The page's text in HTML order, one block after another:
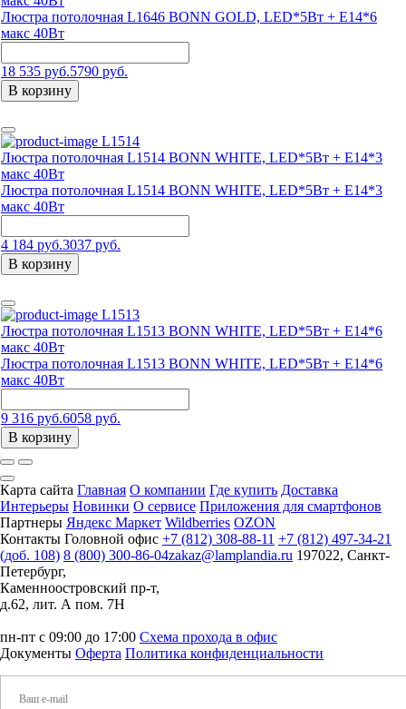
Люстра потолочная L1646 BONN GOLD, LED*5Вт + E14*6
макс 40Вт
18 535 руб.5790 руб.
В корзину
L1514
Люстра потолочная L1514 BONN WHITE, LED*5Вт + Е14*3
макс 40Вт
Люстра потолочная L1514 BONN WHITE, LED*5Вт + Е14*3
макс 40Вт
4 184 руб.3037 руб.
В корзину
L1513
Люстра потолочная L1513 BONN WHITE, LED*5Вт + E14*6
макс 40Вт
Люстра потолочная L1513 BONN WHITE, LED*5Вт + E14*6
макс 40Вт
9 316 руб.6058 руб.
В корзину
Карта сайта Главная О компании Где купить Доставка
Интерьеры Новинки О сервисе Приложения для смартфонов
Партнеры Яндекс Маркет Wildberries OZON
Контакты Головной офис +7 (812) 308-88-11 +7 (812) 497-34-21
(доб. 108) 8 (800) 300-86-04zakaz@lamplandia.ru 197022, Санкт-
Петербург,
Каменноостровский пр-т,
д.62, лит. А пом. 7Н
пн-пт с 09:00 до 17:00 Схема прохода в офис
Документы Оферта Политика конфиденциальности